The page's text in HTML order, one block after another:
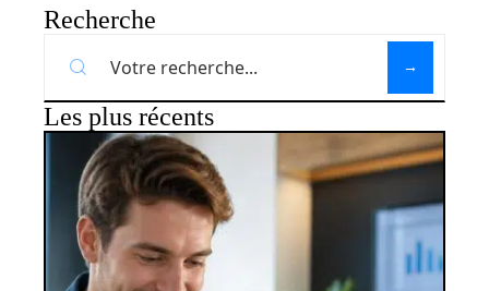
Recherche
Les plus récents